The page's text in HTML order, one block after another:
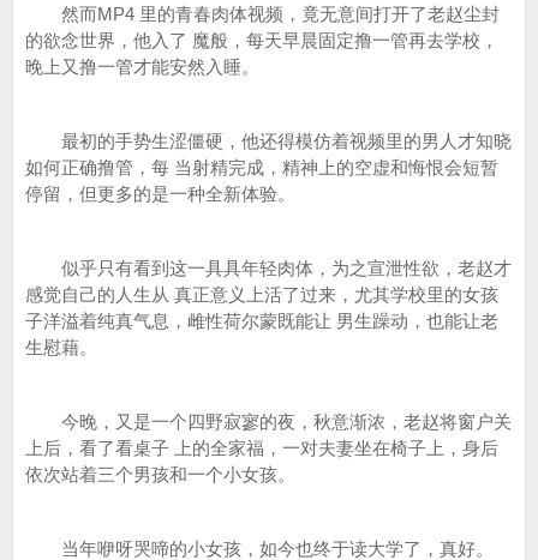
然而MP4 里的青春肉体视频，竟无意间打开了老赵尘封
的欲念世界，他入了 魔般，每天早晨固定撸一管再去学校，
晚上又撸一管才能安然入睡。
最初的手势生涩僵硬，他还得模仿着视频里的男人才知晓
如何正确撸管，每 当射精完成，精神上的空虚和悔恨会短暂
停留，但更多的是一种全新体验。
似乎只有看到这一具具年轻肉体，为之宣泄性欲，老赵才
感觉自己的人生从 真正意义上活了过来，尤其学校里的女孩
子洋溢着纯真气息，雌性荷尔蒙既能让 男生躁动，也能让老
生慰藉。
今晚，又是一个四野寂寥的夜，秋意渐浓，老赵将窗户关
上后，看了看桌子 上的全家福，一对夫妻坐在椅子上，身后
依次站着三个男孩和一个小女孩。
当年咿呀哭啼的小女孩，如今也终于读大学了，真好。